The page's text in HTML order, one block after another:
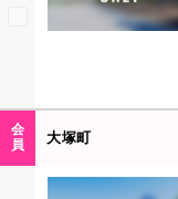
会
員
大塚町